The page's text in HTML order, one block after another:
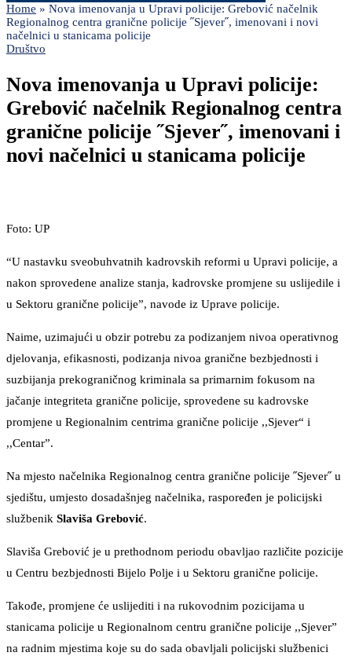
Home » Nova imenovanja u Upravi policije: Grebović načelnik
Regionalnog centra granične policije ˝Sjever˝, imenovani i novi
načelnici u stanicama policije
Društvo
Nova imenovanja u Upravi policije:
Grebović načelnik Regionalnog centra
granične policije ˝Sjever˝, imenovani i
novi načelnici u stanicama policije
Foto: UP
“U nastavku sveobuhvatnih kadrovskih reformi u Upravi policije, a
nakon sprovedene analize stanja, kadrovske promjene su uslijedile i
u Sektoru granične policije”, navode iz Uprave policije.
Naime, uzimajući u obzir potrebu za podizanjem nivoa operativnog
djelovanja, efikasnosti, podizanja nivoa granične bezbjednosti i
suzbijanja prekograničnog kriminala sa primarnim fokusom na
jačanje integriteta granične policije, sprovedene su kadrovske
promjene u Regionalnim centrima granične policije ,,Sjever“ i
,,Centar”.
Na mjesto načelnika Regionalnog centra granične policije ˝Sjever˝ u
sjedištu, umjesto dosadašnjeg načelnika, raspoređen je policijski
službenik Slaviša Grebović.
Slaviša Grebović je u prethodnom periodu obavljao različite pozicije
u Centru bezbjednosti Bijelo Polje i u Sektoru granične policije.
Takođe, promjene će uslijediti i na rukovodnim pozicijama u
stanicama policije u Regionalnom centru granične policije ,,Sjever”
na radnim mjestima koje su do sada obavljali policijski službenici